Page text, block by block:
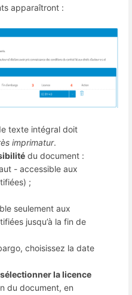
apparaîtront :
texte intégral doit
imprimatur.
du document :
- accessible aux
;
seulement aux
jusqu’à la fin de
choisissez la date
sélectionner la licence
du document, en